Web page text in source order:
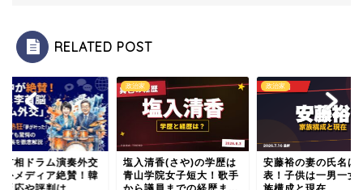
RELATED POST
首相ドラム演奏外交
外メディア絶賛！韓
政治家
塩入清香(さや)の学歴は
青山学院女子短大！歌手
政治家
安藤裕の妻の氏名は
表！子供は一男一女